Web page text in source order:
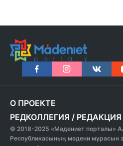
О ПРОЕКТЕ
РЕДКОЛЛЕГИЯ / РЕДАКЦИЯ
© 2018-2025 «Мәдениет порталы»
Республикасының мәдени мұрасын